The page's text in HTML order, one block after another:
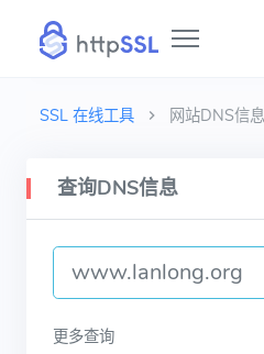
SSL 在线工具 网站DNS信
查询DNS信息
更多查询